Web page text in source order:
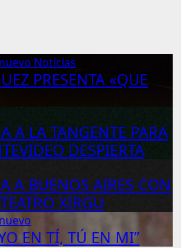
Noticias
PRESENTA «QUE
A LA TANGENTE PARA
DESPIERTA
A BUENOS AIRES CON
XIRGU
EN TÍ, TÚ EN MI”